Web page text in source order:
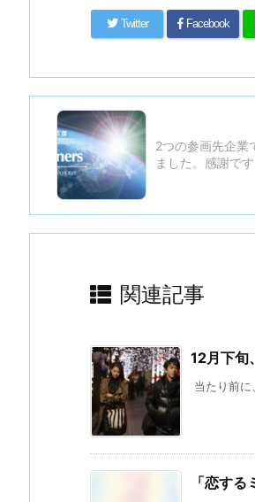
Twitter Facebook
2つの参画先企業
ました。感謝です
関連記事
12月下旬
当たり前
「恋す